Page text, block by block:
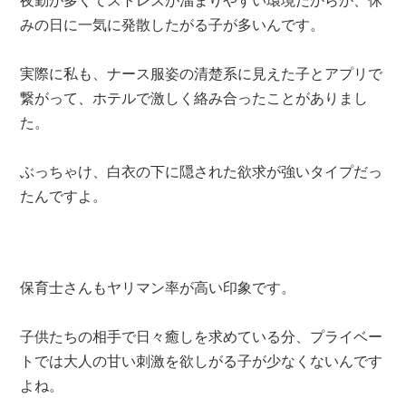
みの日に一気に発散したがる子が多いんです。
実際に私も、ナース服姿の清楚系に見えた子とアプリで
繋がって、ホテルで激しく絡み合ったことがありまし
た。
ぶっちゃけ、白衣の下に隠された欲求が強いタイプだっ
たんですよ。
保育士さんもヤリマン率が高い印象です。
子供たちの相手で日々癒しを求めている分、プライベー
トでは大人の甘い刺激を欲しがる子が少なくないんです
よね。